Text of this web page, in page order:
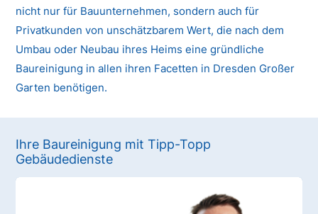
nicht nur für Bauunternehmen, sondern auch für
Privatkunden von unschätzbarem Wert, die nach dem
Umbau oder Neubau ihres Heims eine gründliche
Baureinigung in allen ihren Facetten in Dresden Großer
Garten benötigen.
Ihre Baureinigung mit Tipp-Topp
Gebäudedienste